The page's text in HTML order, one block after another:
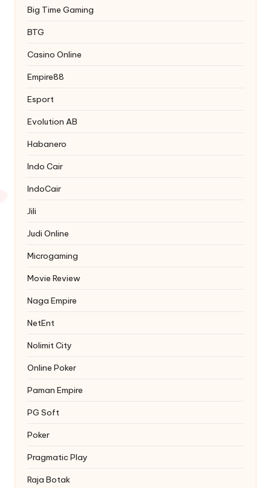
Big Time Gaming
BTG
Casino Online
Empire88
Esport
Evolution AB
Habanero
Indo Cair
IndoCair
Jili
Judi Online
Microgaming
Movie Review
Naga Empire
NetEnt
Nolimit City
Online Poker
Paman Empire
PG Soft
Poker
Pragmatic Play
Raja Botak